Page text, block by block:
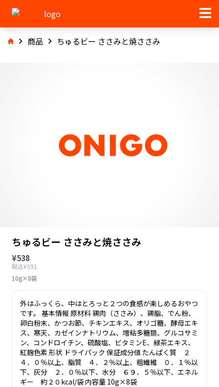
商品 ちゅるビー ささみと焼ささみ
ちゅるビー ささみと焼ささみ
¥538
税込¥591
10g×8袋
外はふっくら、中はとろっと２つの食感が楽しめるおやつ
です。 基本情報 原材料 鶏肉（ささみ）、鶏脂、でん粉、
卵白粉末、かつお節、チキンエキス、オリゴ糖、酵母エキ
ス、寒天、カゼインナトリウム、増粘多糖類、グルコサミ
ン、コンドロイチン、硫酸塩、ビタミンE、緑茶エキス、
紅麹色素 形状 ドライパック 保証成分値 たんぱく質 ２
４．０％以上、脂質 ４．２％以上、粗繊維 ０．１％以
下、灰分 ２．０％以下、水分 ６９．５％以下、エネル
ギー 約２０kcal/袋 内容量 10g×8袋